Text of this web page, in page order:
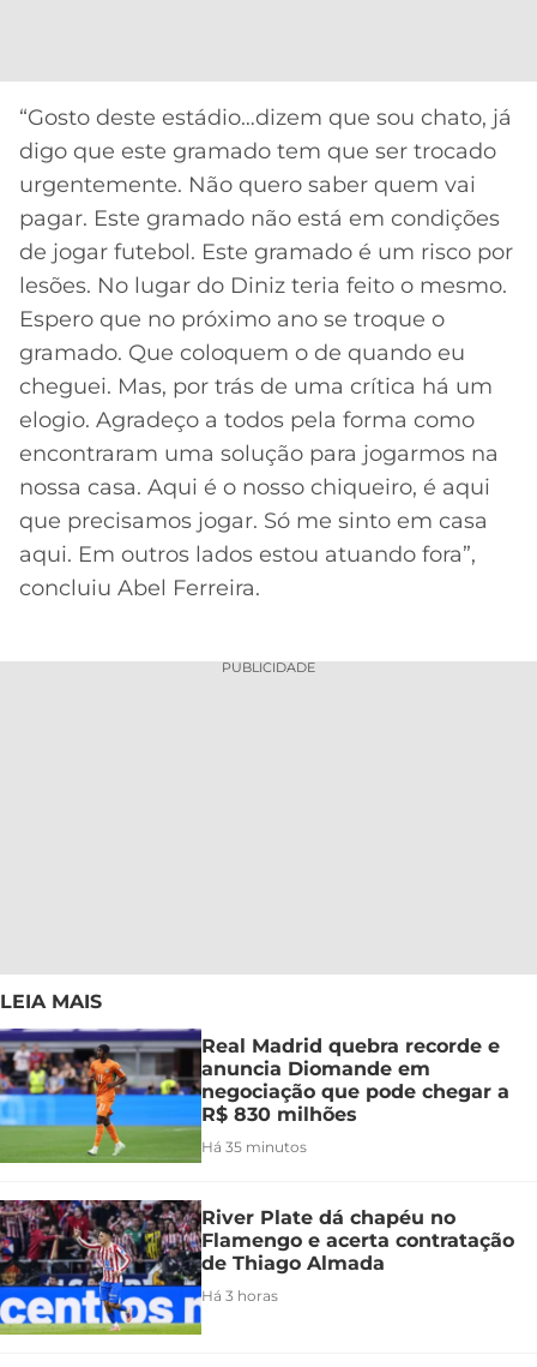
“Gosto deste estádio…dizem que sou chato, já
digo que este gramado tem que ser trocado
urgentemente. Não quero saber quem vai
pagar. Este gramado não está em condições
de jogar futebol. Este gramado é um risco por
lesões. No lugar do Diniz teria feito o mesmo.
Espero que no próximo ano se troque o
gramado. Que coloquem o de quando eu
cheguei. Mas, por trás de uma crítica há um
elogio. Agradeço a todos pela forma como
encontraram uma solução para jogarmos na
nossa casa. Aqui é o nosso chiqueiro, é aqui
que precisamos jogar. Só me sinto em casa
aqui. Em outros lados estou atuando fora”,
concluiu Abel Ferreira.
PUBLICIDADE
LEIA MAIS
Real Madrid quebra recorde e
anuncia Diomande em
negociação que pode chegar a
R$ 830 milhões
Há 35 minutos
River Plate dá chapéu no
Flamengo e acerta contratação
de Thiago Almada
Há 3 horas